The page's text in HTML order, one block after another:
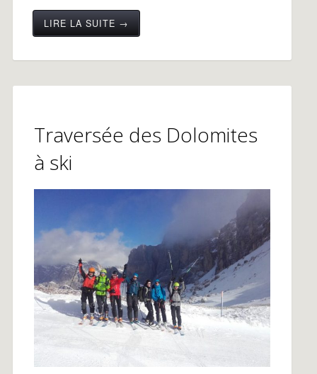
LIRE LA SUITE →
Traversée des Dolomites
à ski